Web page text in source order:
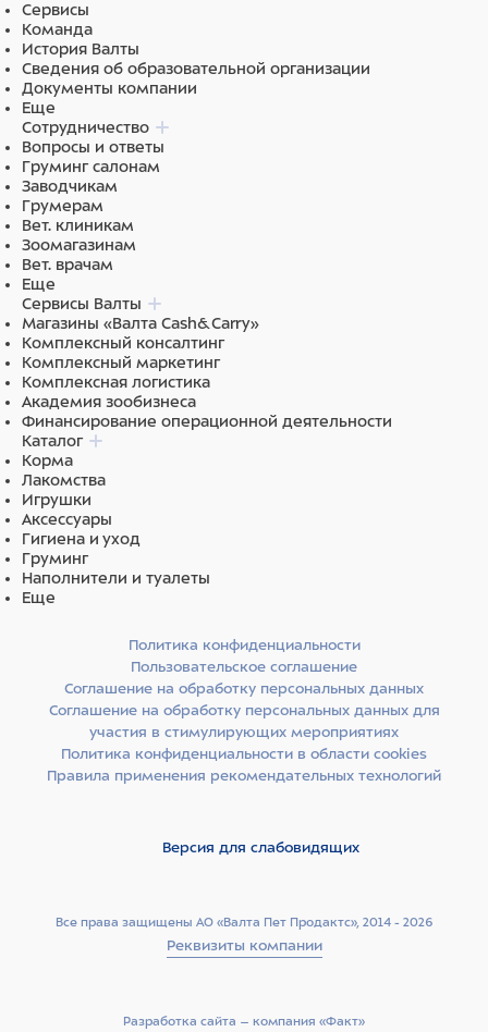
Сервисы
Команда
История Валты
Сведения об образовательной организации
Документы компании
Еще
Сотрудничество
Вопросы и ответы
Груминг салонам
Заводчикам
Грумерам
Вет. клиникам
Зоомагазинам
Вет. врачам
Еще
Сервисы Валты
Магазины «Валта Cash&Carry»
Комплексный консалтинг
Комплексный маркетинг
Комплексная логистика
Академия зообизнеса
Финансирование операционной деятельности
Каталог
Корма
Лакомства
Игрушки
Аксессуары
Гигиена и уход
Груминг
Наполнители и туалеты
Еще
Все права защищены АО «Валта Пет Продактс», 2014 - 2026
Реквизиты компании
Политика конфиденциальности
Пользовательское соглашение
Соглашение на обработку персональных данных
Соглашение на обработку персональных данных для
участия в стимулирующих мероприятиях
Политика конфиденциальности в области cookies
Правила применения рекомендательных технологий
Версия для слабовидящих
Разработка сайта –­ компания «Факт»